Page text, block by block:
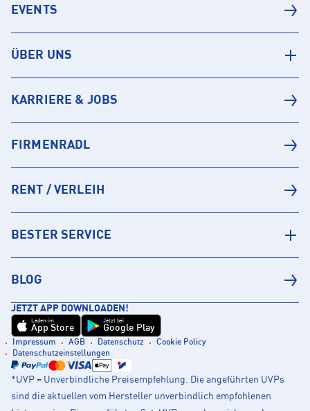
EVENTS
ÜBER UNS
KARRIERE & JOBS
FIRMENRADL
RENT / VERLEIH
BESTER SERVICE
BLOG
JETZT APP DOWNLOADEN!
Laden im
App Store
Jetzt bei
Google Play
Impressum AGB Datenschutz
Cookie Policy
Datenschutzeinstellungen
*UVP = Unverbindliche Preisempfehlung. Die angeführten UVPs
sind die aktuellen vom Hersteller unverbindlich empfohlenen